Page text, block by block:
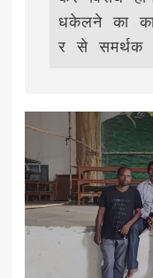
धकेलने का
र से समर्थक